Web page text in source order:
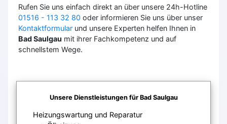
Rufen Sie uns einfach direkt an über unsere 24h-Hotline
01516 - 113 32 80 oder informieren Sie uns über unser
Kontaktformular und unsere Experten helfen Ihnen in
Bad Saulgau mit ihrer Fachkompetenz und auf
schnellstem Wege.
Unsere Dienstleistungen für Bad Saulgau
Heizungswartung und Reparatur